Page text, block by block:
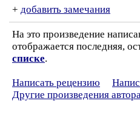
+ добавить замечания
На это произведение
отображается последняя,
списке.
Написать рецензию
Другие произведения